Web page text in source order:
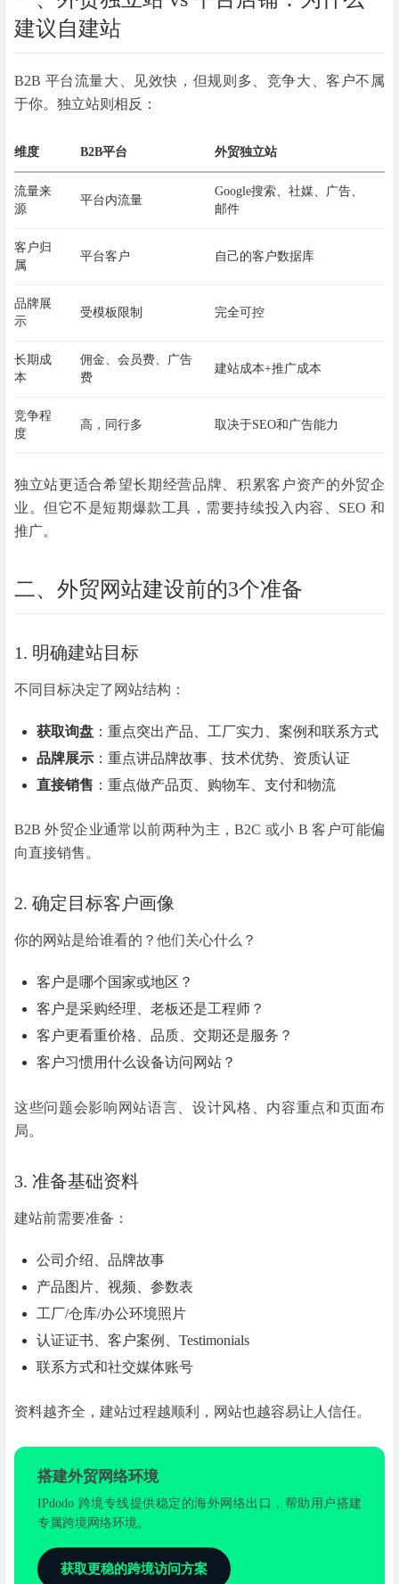
建议自建站
B2B 平台流量大、见效快，但规则多、竞争大、客户不属
于你。独立站则相反：
维度 B2B平台 外贸独立站
流量来
源
平台内流量
Google搜索、社媒、广告、
邮件
客户归
属
平台客户 自己的客户数据库
品牌展
示
受模板限制 完全可控
长期成
本
佣金、会员费、广告
费
建站成本+推广成本
竞争程
度
高，同行多 取决于SEO和广告能力
独立站更适合希望长期经营品牌、积累客户资产的外贸企
业。但它不是短期爆款工具，需要持续投入内容、SEO 和
推广。
二、外贸网站建设前的3个准备
1. 明确建站目标
不同目标决定了网站结构：
获取询盘 ：重点突出产品、工厂实力、案例和联系方式
品牌展示 ：重点讲品牌故事、技术优势、资质认证
直接销售 ：重点做产品页、购物车、支付和物流
B2B 外贸企业通常以前两种为主，B2C 或小 B 客户可能偏
向直接销售。
2. 确定目标客户画像
你的网站是给谁看的？他们关心什么？
客户是哪个国家或地区？
客户是采购经理、老板还是工程师？
客户更看重价格、品质、交期还是服务？
客户习惯用什么设备访问网站？
这些问题会影响网站语言、设计风格、内容重点和页面布
局。
3. 准备基础资料
建站前需要准备：
公司介绍、品牌故事
产品图片、视频、参数表
工厂/仓库/办公环境照片
认证证书、客户案例、Testimonials
联系方式和社交媒体账号
资料越齐全，建站过程越顺利，网站也越容易让人信任。
搭建外贸网络环境
IPdodo 跨境专线提供稳定的海外网络出口，帮助用户搭建
专属跨境网络环境。
获取更稳的跨境访问方案